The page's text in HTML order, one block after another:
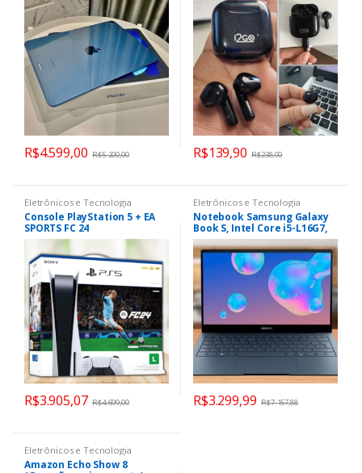
R$4.599,00 R$5.200,00 R$139,90 R$238,90
Eletrônicos e Tecnologia
Console PlayStation 5 + EA
SPORTS FC 24
R$3.905,07 R$4.699,00
Eletrônicos e Tecnologia
Notebook Samsung Galaxy
Book S, Intel Core i5-L16G7,
8GB RAM, SSD 256GB, 13.3 Full
HD, Windows 11 – NP767XCM-
K03BR
R$3.299,99 R$7.157,88
Eletrônicos e Tecnologia
Amazon Echo Show 8